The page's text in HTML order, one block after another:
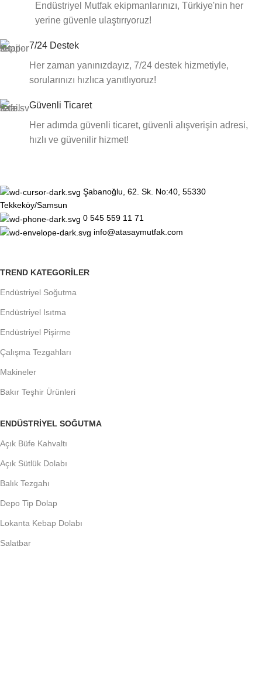
Endüstriyel Mutfak ekipmanlarınızı, Türkiye'nin her
yerine güvenle ulaştırıyoruz!
7/24 Destek
Her zaman yanınızdayız, 7/24 destek hizmetiyle,
sorularınızı hızlıca yanıtlıyoruz!
Güvenli Ticaret
Her adımda güvenli ticaret, güvenli alışverişin adresi,
hızlı ve güvenilir hizmet!
Şabanoğlu, 62. Sk. No:40, 55330
Tekkeköy/Samsun
0 545 559 11 71
info@atasaymutfak.com
TREND KATEGORILER
Endüstriyel Soğutma
Endüstriyel Isıtma
Endüstriyel Pişirme
Çalışma Tezgahları
Makineler
Bakır Teşhir Ürünleri
ENDÜSTRIYEL SOĞUTMA
Açık Büfe Kahvaltı
Açık Sütlük Dolabı
Balık Tezgahı
Depo Tip Dolap
Lokanta Kebap Dolabı
Salatbar